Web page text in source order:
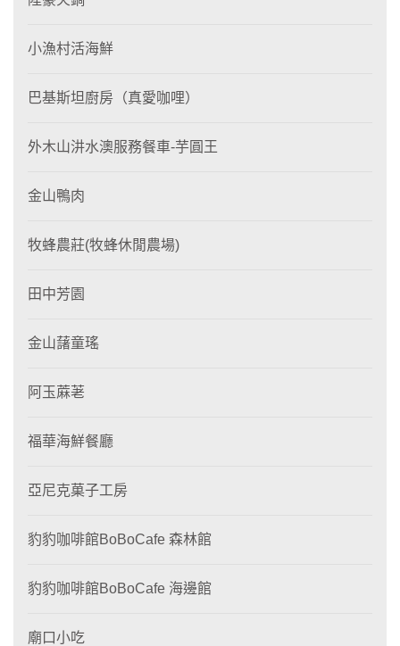
小漁村活海鮮
巴基斯坦廚房（真愛咖哩）
外木山汫水澳服務餐車-芋圓王
金山鴨肉
牧蜂農莊(牧蜂休閒農場)
田中芳園
金山藷童瑤
阿玉蔴荖
福華海鮮餐廳
亞尼克菓子工房
豹豹咖啡館BoBoCafe 森林館
豹豹咖啡館BoBoCafe 海邊館
廟口小吃